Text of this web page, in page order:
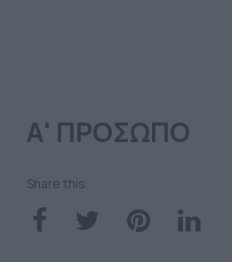
Α' ΠΡΟΣΩΠΟ
Share this